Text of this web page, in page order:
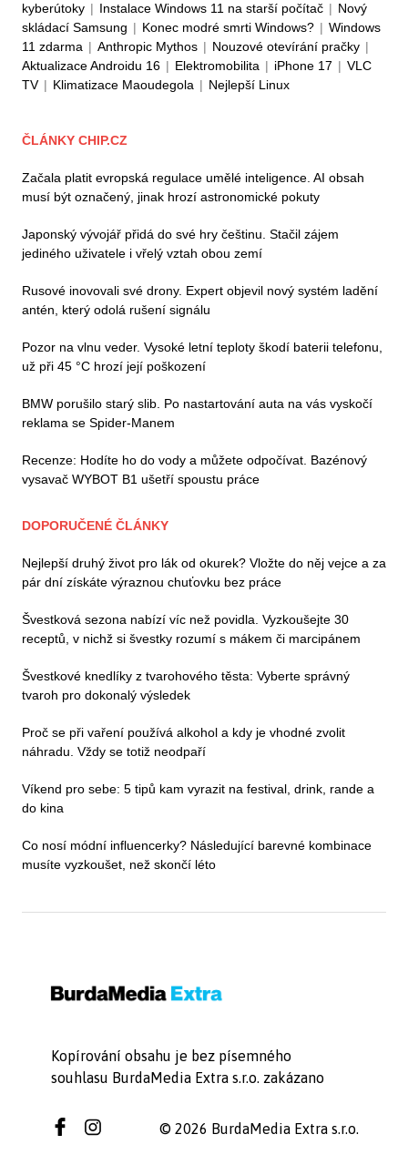
kyberútoky | Instalace Windows 11 na starší počítač | Nový
skládací Samsung | Konec modré smrti Windows? | Windows
11 zdarma | Anthropic Mythos | Nouzové otevírání pračky |
Aktualizace Androidu 16 | Elektromobilita | iPhone 17 | VLC
TV | Klimatizace Maoudegola | Nejlepší Linux
ČLÁNKY CHIP.CZ
Začala platit evropská regulace umělé inteligence. AI obsah
musí být označený, jinak hrozí astronomické pokuty
Japonský vývojář přidá do své hry češtinu. Stačil zájem
jediného uživatele i vřelý vztah obou zemí
Rusové inovovali své drony. Expert objevil nový systém ladění
antén, který odolá rušení signálu
Pozor na vlnu veder. Vysoké letní teploty škodí baterii telefonu,
už při 45 °C hrozí její poškození
BMW porušilo starý slib. Po nastartování auta na vás vyskočí
reklama se Spider-Manem
Recenze: Hodíte ho do vody a můžete odpočívat. Bazénový
vysavač WYBOT B1 ušetří spoustu práce
DOPORUČENÉ ČLÁNKY
Nejlepší druhý život pro lák od okurek? Vložte do něj vejce a za
pár dní získáte výraznou chuťovku bez práce
Švestková sezona nabízí víc než povidla. Vyzkoušejte 30
receptů, v nichž si švestky rozumí s mákem či marcipánem
Švestkové knedlíky z tvarohového těsta: Vyberte správný
tvaroh pro dokonalý výsledek
Proč se při vaření používá alkohol a kdy je vhodné zvolit
náhradu. Vždy se totiž neodpaří
Víkend pro sebe: 5 tipů kam vyrazit na festival, drink, rande a
do kina
Co nosí módní influencerky? Následující barevné kombinace
musíte vyzkoušet, než skončí léto
Kopírování obsahu je bez písemného
souhlasu BurdaMedia Extra s.r.o. zakázano
© 2026 BurdaMedia Extra s.r.o.